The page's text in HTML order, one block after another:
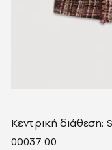
Κεντρική διάθεση:
00037 00